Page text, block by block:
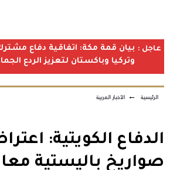
عاجل : بيان قمة مكة: اتفاقية دفاع
وتركيا وباكستان لتعزيز الردع
الرئيسية ← الأخبار العربية
صواريخ باليستية